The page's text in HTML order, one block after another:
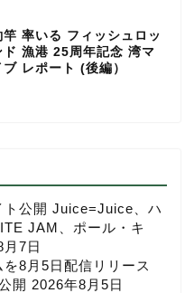
竿 率いる フィッシュロッ
ド 漁港 25周年記念 湾マ
ブ レポート (後編）
公開 Juice=Juice、ハ
JAM、ポール・キ
月7日
8月5日配信リリース
開 2026年8月5日